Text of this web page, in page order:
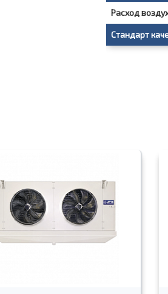
Расход
Стандарт